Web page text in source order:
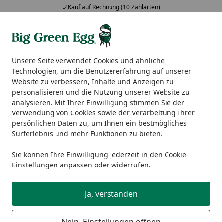
Unsere Seite verwendet Cookies und ähnliche
Technologien, um die Benutzererfahrung auf unserer
Website zu verbessern, Inhalte und Anzeigen zu
personalisieren und die Nutzung unserer Website zu
analysieren. Mit Ihrer Einwilligung stimmen Sie der
Verwendung von Cookies sowie der Verarbeitung Ihrer
persönlichen Daten zu, um Ihnen ein bestmögliches
Surferlebnis und mehr Funktionen zu bieten.
Sie können Ihre Einwilligung jederzeit in den Cookie-
Einstellungen anpassen oder widerrufen.
Ja, verstanden
Kauf auf Rechnung (10 Zahlarten)
Alle Produkte
Mein Konto
Suchen
Startseite
WWOO Edelstahl Waschbecken
WWOO Edelstahl Waschbecken